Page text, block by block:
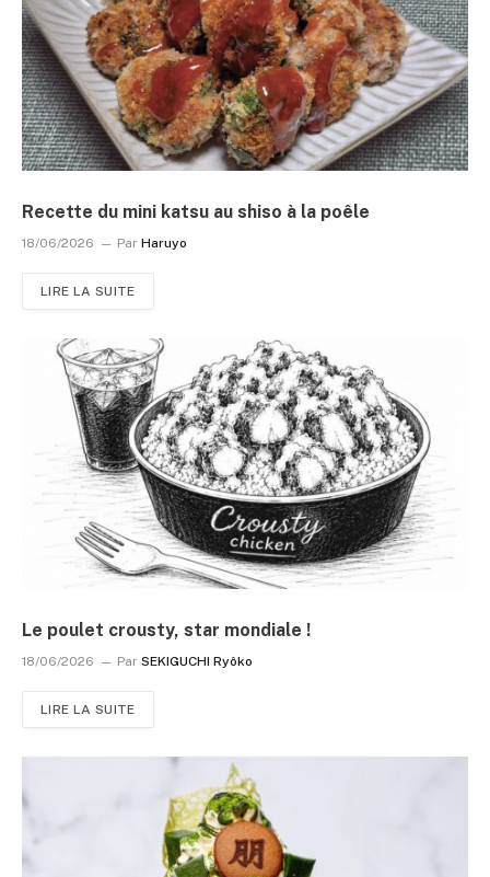
Recette du mini katsu au shiso à la poêle
18/06/2026 Par Haruyo
LIRE LA SUITE
Le poulet crousty, star mondiale !
18/06/2026 Par SEKIGUCHI Ryôko
LIRE LA SUITE